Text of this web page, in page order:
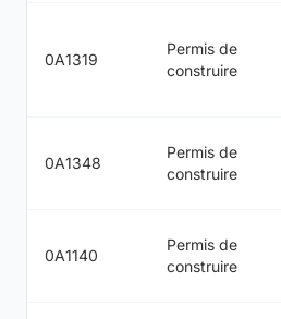
0A1319
Permis de
construire
0A1348
Permis de
construire
0A1140
Permis de
construire